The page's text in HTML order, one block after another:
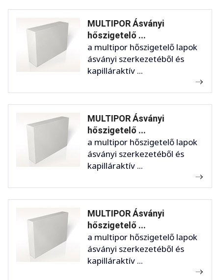
MULTIPOR Ásványi
hőszigetelő ...
a multipor hőszigetelő lapok
ásványi szerkezetéből és
kapilláraktív ...
MULTIPOR Ásványi
hőszigetelő ...
a multipor hőszigetelő lapok
ásványi szerkezetéből és
kapilláraktív ...
MULTIPOR Ásványi
hőszigetelő ...
a multipor hőszigetelő lapok
ásványi szerkezetéből és
kapilláraktív ...